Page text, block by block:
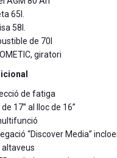
65l.
58l.
de 70l
giratori
de fatiga
17” al lloc de 16”
“Discover Media”
altaveus